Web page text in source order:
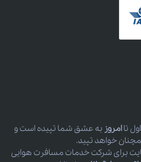
تاامروز به عشق شما تپیده است و
خواهد تپید.
برای شرکت خدمات مسافرت هوایی